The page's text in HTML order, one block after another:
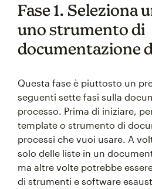
Fase 1. Seleziona
uno strumento di
documentazione
Questa fase è piuttosto un
seguenti sette fasi sulla
processo. Prima di iniziare,
template o strumento di
processi che vuoi usare. A
solo delle liste in un
ma altre volte potrebbe
di strumenti e software